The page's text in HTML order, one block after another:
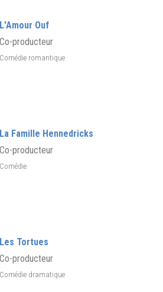
L'Amour Ouf
Co-producteur
Comédie romantique
La Famille Hennedricks
Co-producteur
Comédie
Les Tortues
Co-producteur
Comédie dramatique